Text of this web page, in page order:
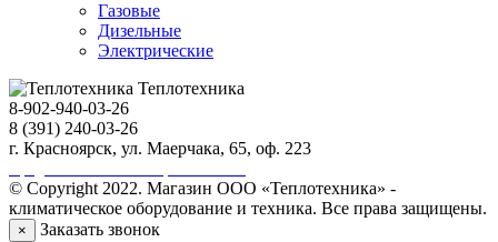
Газовые
Дизельные
Электрические
Теплотехника
8-902-940-03-26
8 (391) 240-03-26
г. Красноярск, ул. Маерчака, 65, оф. 223
© Copyright 2022. Магазин ООО «Теплотехника» -
климатическое оборудование и техника. Все права защищены.
× Заказать звонок